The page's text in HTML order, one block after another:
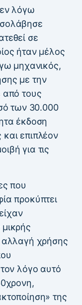
λόγω
σε
ήταν μέλος
μηχανικός,
με την
από τους
των 30.000
έκδοση
επιπλέον
για τις
που
προκύπτει
αλλαγή χρήσης
λόγο αυτό
της